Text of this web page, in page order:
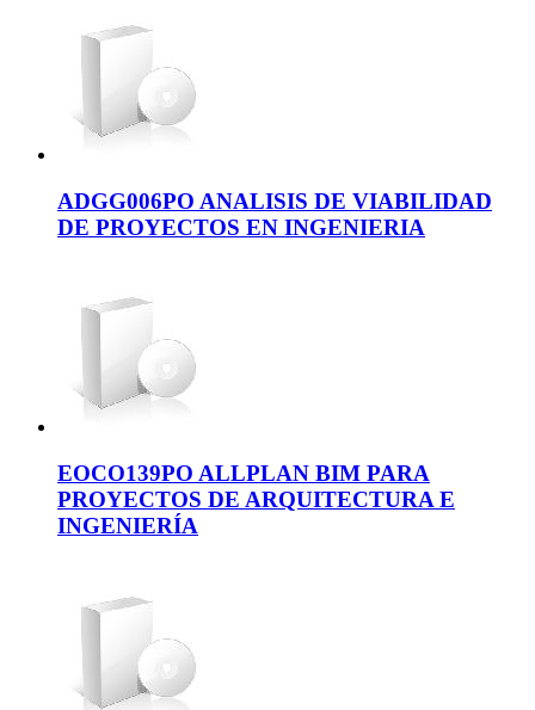
ADGG006PO ANALISIS DE VIABILIDAD
DE PROYECTOS EN INGENIERIA
EOCO139PO ALLPLAN BIM PARA
PROYECTOS DE ARQUITECTURA E
INGENIERÍA